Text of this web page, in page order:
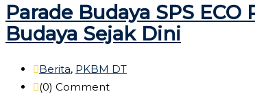
Parade Budaya SPS
Budaya Sejak Dini
Berita, PKBM DT
(0) Comment